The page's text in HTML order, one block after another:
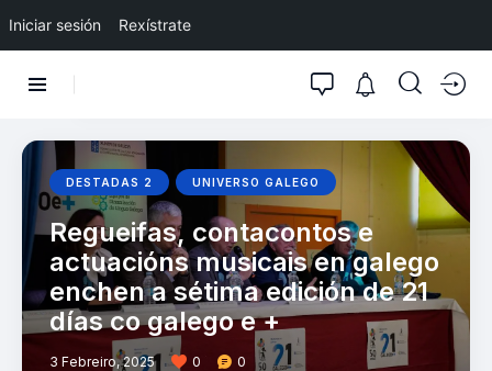
Iniciar sesión Rexístrate
DESTADAS 2 UNIVERSO GALEGO
Regueifas, contacontos e
actuacións musicais en galego
enchen a sétima edición de 21
días co galego e +
3 Febreiro, 2025 0 0